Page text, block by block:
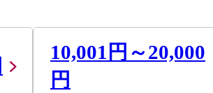
10,001円～20,000
円